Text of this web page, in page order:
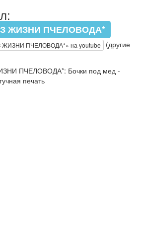
ЖИЗНИ ПЧЕЛОВОДА*
ПЧЕЛОВОДА*» на youtube
(другие